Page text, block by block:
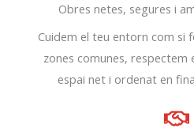
Obres netes, segures i
Cuidem el teu entorn com si
zones comunes, respectem
espai net i ordenat en